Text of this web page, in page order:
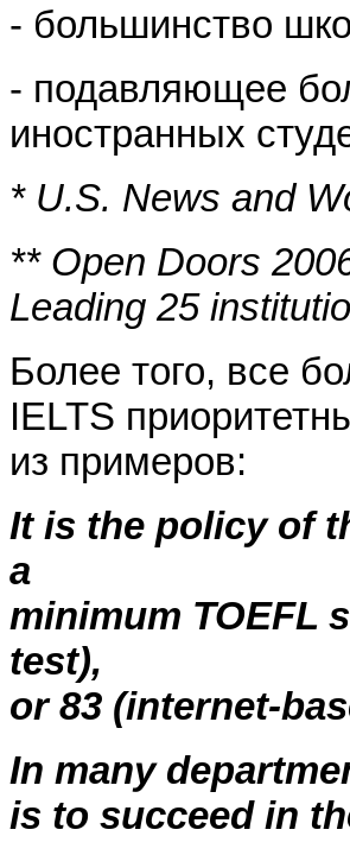
- большинство
- подавляющее
иностранных
* U.S. News and
** Open Doors
Leading 25
Более того, все
IELTS
из примеров:
It is the policy of
a
minimum TOEFL
test),
or 83 (internet-
In many
is to succeed in